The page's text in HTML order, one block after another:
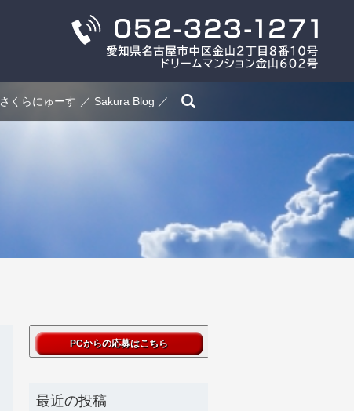
さくらにゅーす Sakura Blog
最近の投稿